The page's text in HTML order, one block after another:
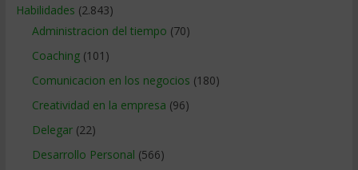
Habilidades (2.843)
Administracion del tiempo (70)
Coaching(101)
Comunicacion en los negocios (180)
Creatividad en la empresa (96)
Delegar(22)
Desarrollo Personal (566)